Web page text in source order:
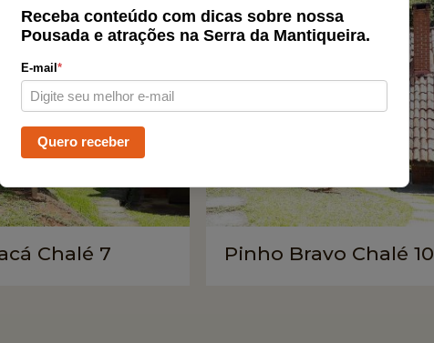
Chalé 7 Pinho Bravo Chalé 10
Receba conteúdo com dicas sobre nossa
Pousada e atrações na Serra da Mantiqueira.
E-mail *
Quero receber